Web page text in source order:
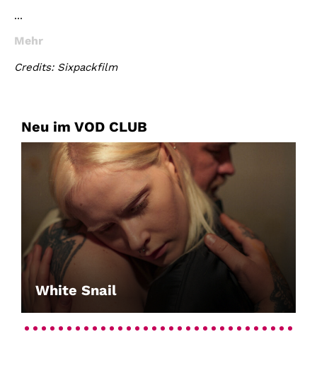
...
Mehr
Credits: Sixpackfilm
Neu im VOD CLUB
White Snail